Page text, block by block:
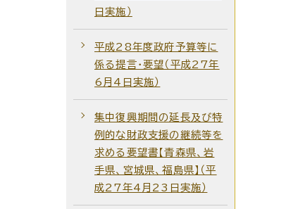
日実施）
平成28年度政府予算等に
係る提言・要望（平成27年
6月4日実施）
集中復興期間の延長及び特
例的な財政支援の継続等を
求める要望書【青森県、岩
手県、宮城県、福島県】（平
成27年4月23日実施）